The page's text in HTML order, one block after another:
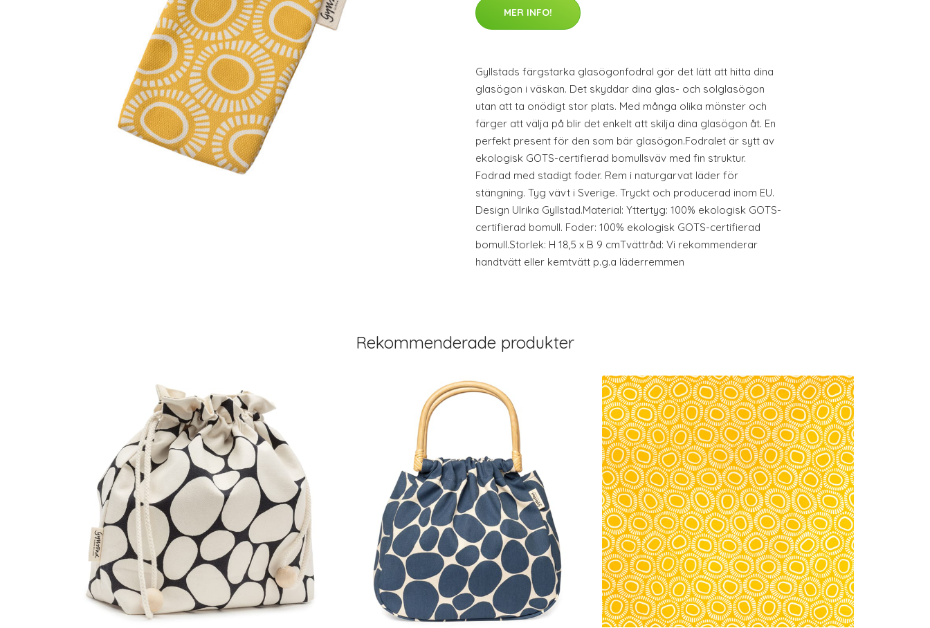
MER INFO!
Gyllstads färgstarka glasögonfodral gör det lätt att hitta dina
glasögon i väskan. Det skyddar dina glas- och solglasögon
utan att ta onödigt stor plats. Med många olika mönster och
färger att välja på blir det enkelt att skilja dina glasögon åt. En
perfekt present för den som bär glasögon.Fodralet är sytt av
ekologisk GOTS-certifierad bomullsväv med fin struktur.
Fodrad med stadigt foder. Rem i naturgarvat läder för
stängning. Tyg vävt i Sverige. Tryckt och producerad inom EU.
Design Ulrika Gyllstad.Material: Yttertyg: 100% ekologisk GOTS-
certifierad bomull. Foder: 100% ekologisk GOTS-certifierad
bomull.Storlek: H 18,5 x B 9 cmTvättråd: Vi rekommenderar
handtvätt eller kemtvätt p.g.a läderremmen
Rekommenderade produkter